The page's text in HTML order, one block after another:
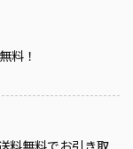
料！
料無料でお引き取